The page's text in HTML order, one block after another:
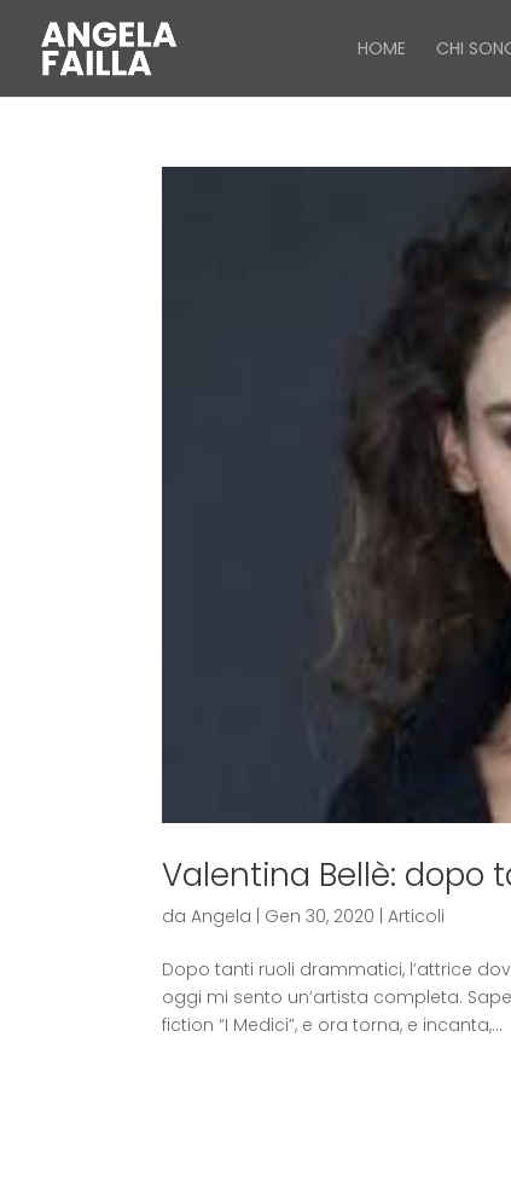
HOME CHI
Valentina Bellè: dopo
daAngela Gen 30, 2020 |Articoli
Dopo tanti ruoli drammatici, l’attrice
oggi mi sento un’artista completa.
fiction “I Medici”, e ora torna, e incanta,...